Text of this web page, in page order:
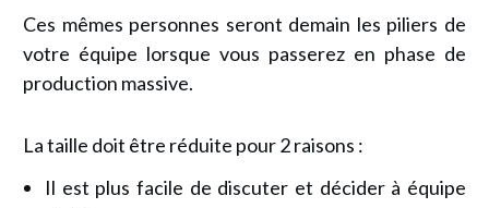
Ces mêmes personnes seront demain les piliers de
votre équipe lorsque vous passerez en phase de
production massive.
La taille doit être réduite pour 2 raisons :
Il est plus facile de discuter et décider à équipe